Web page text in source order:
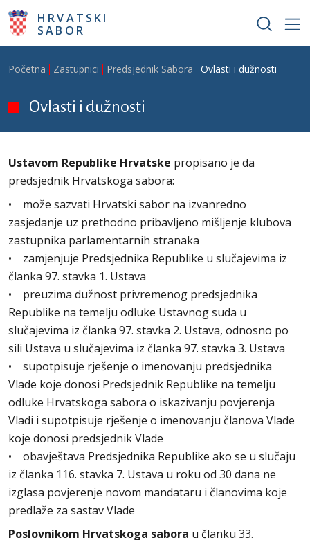
Skoči na glavni sadržaj
HRVATSKI
SABOR
Breadcrumb
Početna Zastupnici Predsjednik Sabora Ovlasti i dužnosti
Ovlasti i dužnosti
Ustavom Republike Hrvatske propisano je da
predsjednik Hrvatskoga sabora:
• može sazvati Hrvatski sabor na izvanredno
zasjedanje uz prethodno pribavljeno mišljenje klubova
zastupnika parlamentarnih stranaka
• zamjenjuje Predsjednika Republike u slučajevima iz
članka 97. stavka 1. Ustava
• preuzima dužnost privremenog predsjednika
Republike na temelju odluke Ustavnog suda u
slučajevima iz članka 97. stavka 2. Ustava, odnosno po
sili Ustava u slučajevima iz članka 97. stavka 3. Ustava
• supotpisuje rješenje o imenovanju predsjednika
Vlade koje donosi Predsjednik Republike na temelju
odluke Hrvatskoga sabora o iskazivanju povjerenja
Vladi i supotpisuje rješenje o imenovanju članova Vlade
koje donosi predsjednik Vlade
• obavještava Predsjednika Republike ako se u slučaju
iz članka 116. stavka 7. Ustava u roku od 30 dana ne
izglasa povjerenje novom mandataru i članovima koje
predlaže za sastav Vlade
Poslovnikom Hrvatskoga sabora u članku 33.